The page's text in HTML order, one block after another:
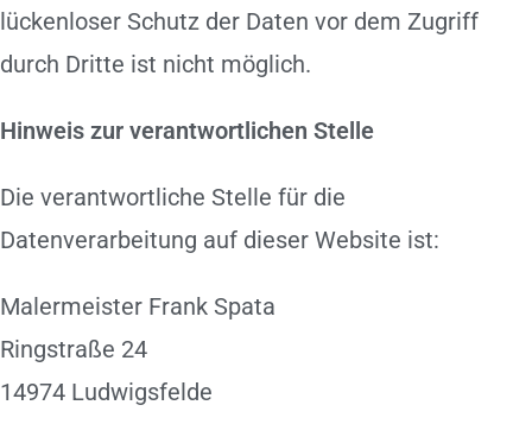
lückenloser Schutz der Daten vor dem Zugriff
durch Dritte ist nicht möglich.
Hinweis zur verantwortlichen Stelle
Die verantwortliche Stelle für die
Datenverarbeitung auf dieser Website ist:
Malermeister Frank Spata
Ringstraße 24
14974 Ludwigsfelde